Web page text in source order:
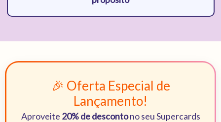
🎉 Oferta Especial de
Lançamento!
Aproveite 20% de descontono seu Supercards